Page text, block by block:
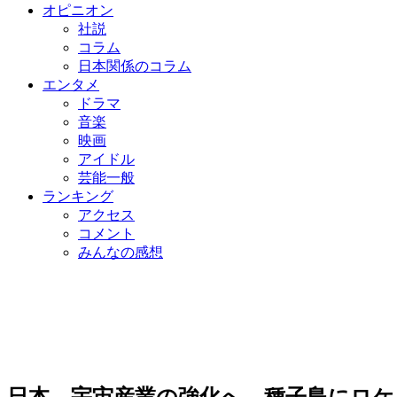
オピニオン
社説
コラム
日本関係のコラム
エンタメ
ドラマ
音楽
映画
アイドル
芸能一般
ランキング
アクセス
コメント
みんなの感想